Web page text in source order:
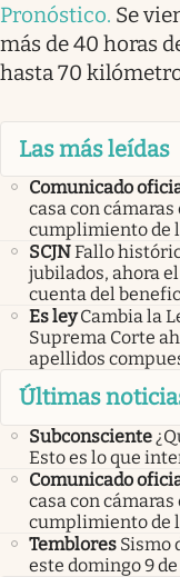
Pronóstico. Se
más de 40 horas
hasta 70
Las más leídas
Comunicado
casa con
cumplimiento de
SCJNFallo
jubilados, ahora
cuenta del
Es ley Cambia la
Suprema Corte
apellidos
Últimas
Subconsciente
Esto es lo que
Comunicado
casa con
cumplimiento de
Temblores Sismo
este domingo 9